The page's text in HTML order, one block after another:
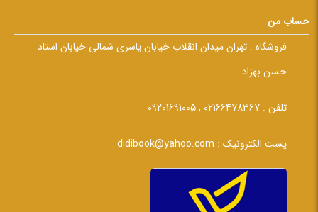
حساب من
فروشگاه : تهران میدان انقلاب خیابان یاسری شمالی خیابان استاد
حسن بهزاد
تلفن : 02166478367 , 09201691005
پست الکترونیک : didibook@yahoo.com